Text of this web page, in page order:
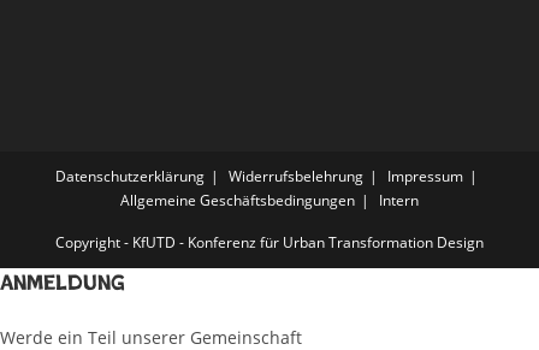
Datenschutzerklärung Widerrufsbelehrung
Impressum
Allgemeine Geschäftsbedingungen
Intern
Copyright - KfUTD - Konferenz für Urban Transformation Design
Anmeldung
Werde ein Teil unserer Gemeinschaft